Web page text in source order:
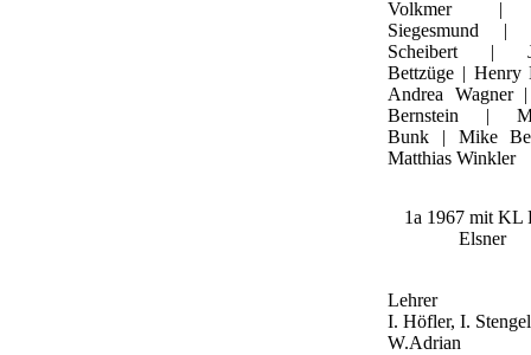
Volkmer |
Siegesmund |
Scheibert |
Bettzüge | Henry
Andrea Wagner
Bernstein |
Bunk | Mike
Matthias Winkler
1a 1967 mit KL
Elsner
Lehrer
I. Höfler, I.
W.Adrian